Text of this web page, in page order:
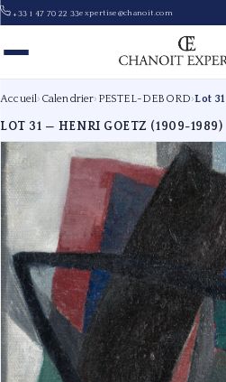
+33 1 47 70 22 33expertise@chanoit.com
Accueil› Calendrier› PESTEL-DEBORD›Lot 31
LOT 31 — HENRI GOETZ (1909-1989)